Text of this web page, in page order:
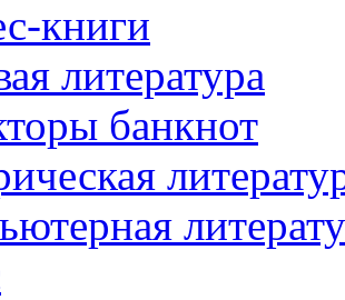
книги
литература
банкнот